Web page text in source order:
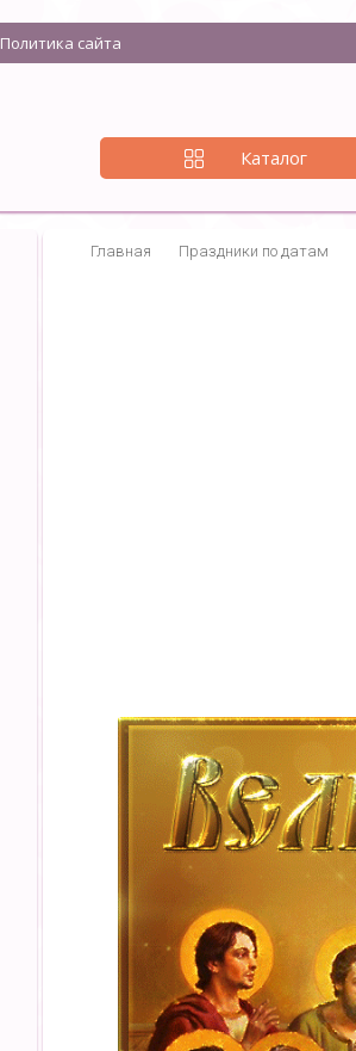
Политика сайта
Каталог
Главная Праздники по датам